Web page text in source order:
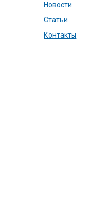
Новости
Статьи
Контакты